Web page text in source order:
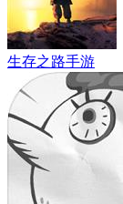
生存之路手游